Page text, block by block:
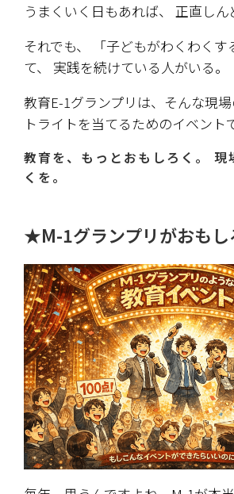
うまくいく日もあれば、 正直しん
それでも、 「子どもがわくわくす
て、 実践を続けている人がいる。
教育E-1グランプリは、そんな現
トライトを当てるためのイベント
教育を、もっとおもしろく。 現
くを。
★M-1グランプリがおもし